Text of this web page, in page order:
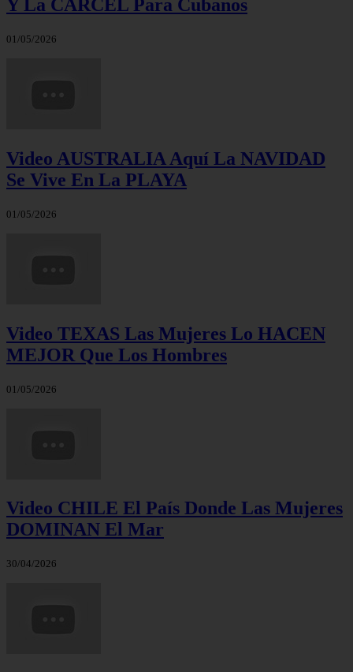
Y La CÁRCEL Para Cubanos
01/05/2026
Video AUSTRALIA Aquí La NAVIDAD
Se Vive En La PLAYA
01/05/2026
Video TEXAS Las Mujeres Lo HACEN
MEJOR Que Los Hombres
01/05/2026
Video CHILE El País Donde Las Mujeres
DOMINAN El Mar
30/04/2026